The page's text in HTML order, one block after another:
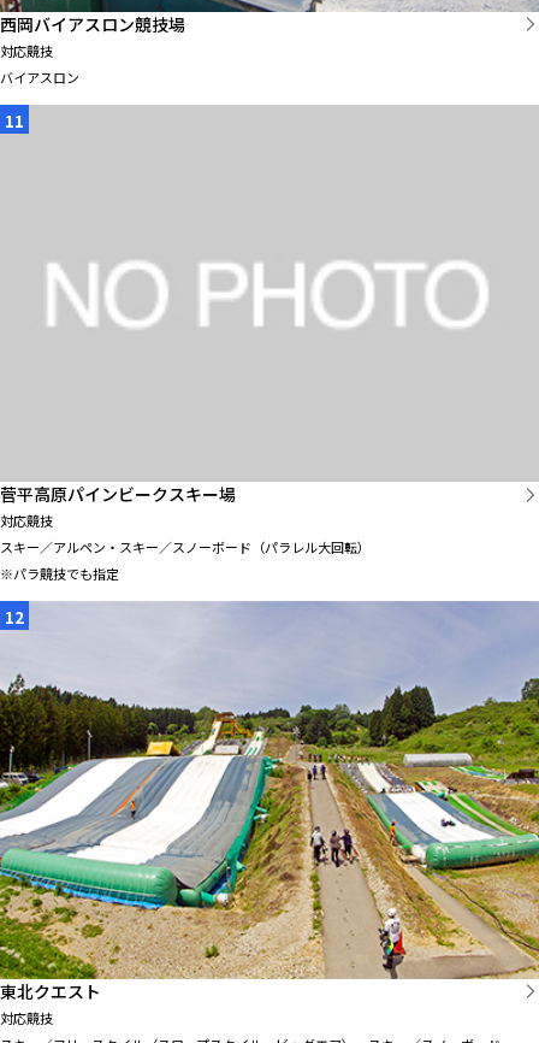
西岡バイアスロン競技場
対応競技
バイアスロン
11
菅平高原パインビークスキー場
対応競技
スキー／アルペン・スキー／スノーボード（パラレル大回転）
※パラ競技でも指定
12
東北クエスト
対応競技